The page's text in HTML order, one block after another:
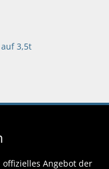
3,5t
offizielles Angebot der